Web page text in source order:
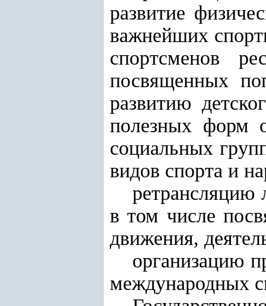
развитие
важнейших
спортсменов
посвященных
развитию
полезных форм
социальных
видов спорта и
ретрансляцию
в том числе
движения,
организацию
международных